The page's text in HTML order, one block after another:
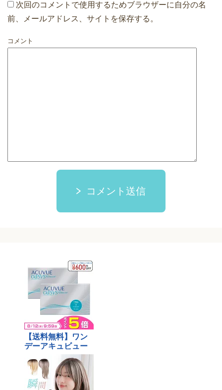
次回のコメントで使用するためブラウザーに自分の名
前、メールアドレス、サイトを保存する。
コメント
コメント送信